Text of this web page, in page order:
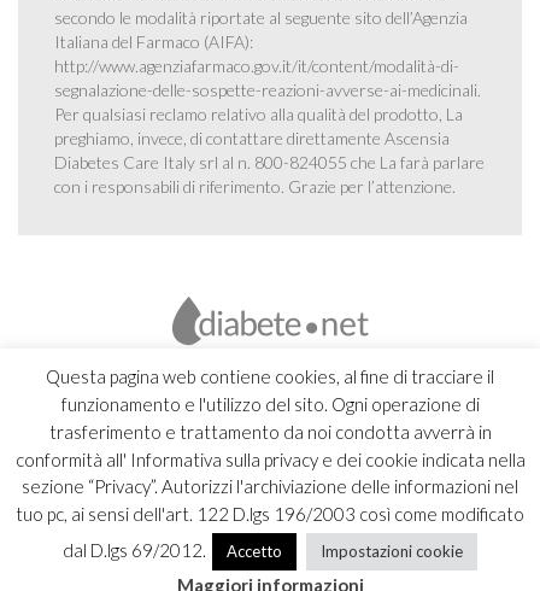
Questa pagina web contiene cookies, al fine di tracciare il
funzionamento e l'utilizzo del sito. Ogni operazione di
trasferimento e trattamento da noi condotta avverrà in
conformità all' Informativa sulla privacy e dei cookie indicata nella
sezione “Privacy”. Autorizzi l'archiviazione delle informazioni nel
tuo pc, ai sensi dell'art. 122 D.lgs 196/2003 così come modificato
dal D.lgs 69/2012.
Accetto Impostazioni cookie
Maggiori informazioni
secondo le modalità riportate al seguente sito dell’Agenzia
Italiana del Farmaco (AIFA):
http://www.agenziafarmaco.gov.it/it/content/modalità-di-
segnalazione-delle-sospette-reazioni-avverse-ai-medicinali.
Per qualsiasi reclamo relativo alla qualità del prodotto, La
preghiamo, invece, di contattare direttamente Ascensia
Diabetes Care Italy srl al n. 800-824055 che La farà parlare
con i responsabili di riferimento. Grazie per l’attenzione.
Copyright 2026 Ascensia Diabetes Care Italy srl |Credits